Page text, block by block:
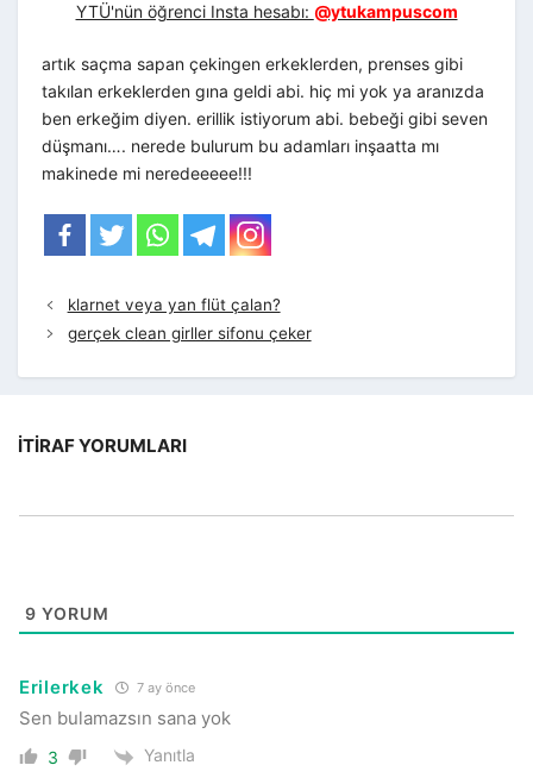
YTÜ'nün öğrenci Insta hesabı: @ytukampuscom
artık saçma sapan çekingen erkeklerden, prenses gibi
takılan erkeklerden gına geldi abi. hiç mi yok ya aranızda
ben erkeğim diyen. erillik istiyorum abi. bebeği gibi seven
düşmanı…. nerede bulurum bu adamları inşaatta mı
makinede mi neredeeeee!!!
klarnet veya yan flüt çalan?
gerçek clean girller sifonu çeker
İTIRAF YORUMLARI
9 YORUM
Erilerkek 7 ay önce
Sen bulamazsın sana yok
3 Yanıtla